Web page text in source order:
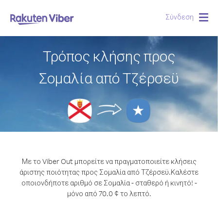
Σύνδεση
Τρόπος κλήσης προς
Σομαλία από Τζέρσεϋ
Με το Viber Out μπορείτε να πραγματοποιείτε κλήσεις
άριστης ποιότητας προς Σομαλία από Τζέρσεϋ.Καλέστε
οποιονδήποτε αριθμό σε Σομαλία - σταθερό ή κινητό! -
μόνο από 70.0 ¢ το λεπτό.